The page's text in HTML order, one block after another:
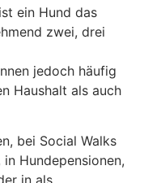
ein Hund das
zwei, drei
jedoch häufig
Haushalt als auch
bei Social Walks
Hundepensionen,